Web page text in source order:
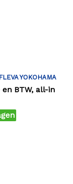
YOKOHAMA
BTW, all-in